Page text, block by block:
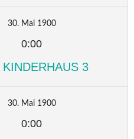
30. Mai 1900
0:00
3
30. Mai 1900
0:00